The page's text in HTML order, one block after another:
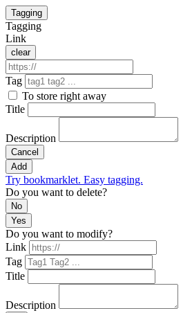
Tagging
Tagging
Link
clear
Tag
To store right away
Title
Description
Cancel
Add
Try bookmarklet. Easy tagging.
Do you want to delete?
No
Yes
Do you want to modify?
Link
Tag
Title
Description